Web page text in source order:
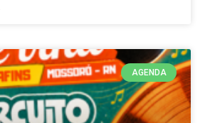
AGENDA